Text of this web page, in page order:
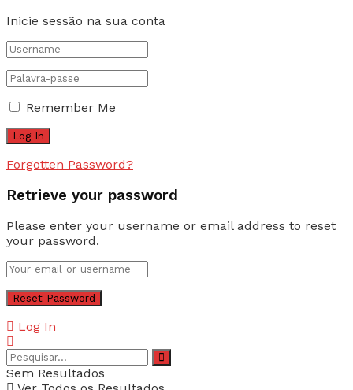
Inicie sessão na sua conta
Remember Me
Forgotten Password?
Retrieve your password
Please enter your username or email address to reset
your password.
Log In
Sem Resultados